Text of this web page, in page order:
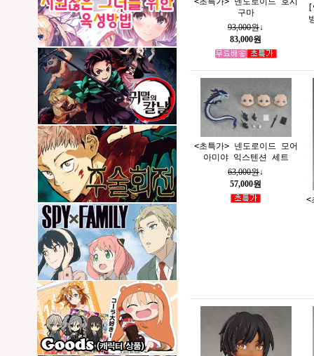
구마
93,000원↓
83,000원
<초특가> 넨도로이드 모어
아미야 익스텐션 세트
63,000원↓
57,000원
<